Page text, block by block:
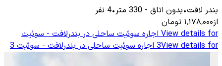
بندر لافت•بدون اتاق -
330 متر•
4 نفر
از۱٬۱۷۸٬۰۰۰ تومان
View details for اجاره سوئیت ساحلی در بندرلافت - سوئیت
3View details for اجاره سوئیت ساحلی در بندرلافت - سوئیت 3